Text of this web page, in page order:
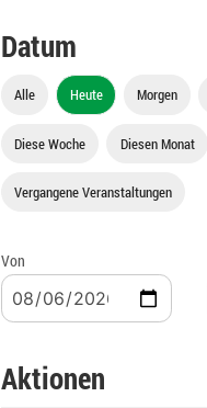
Datum
Alle Heute Morgen
Diese Woche Diesen Monat
Vergangene Veranstaltungen
Von
Aktionen